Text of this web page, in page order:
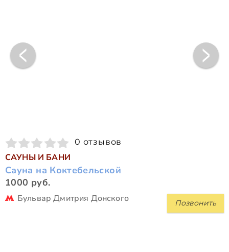
0 отзывов
САУНЫ И БАНИ
Сауна на Коктебельской
1000 руб.
Позвонить
Бульвар Дмитрия Донского